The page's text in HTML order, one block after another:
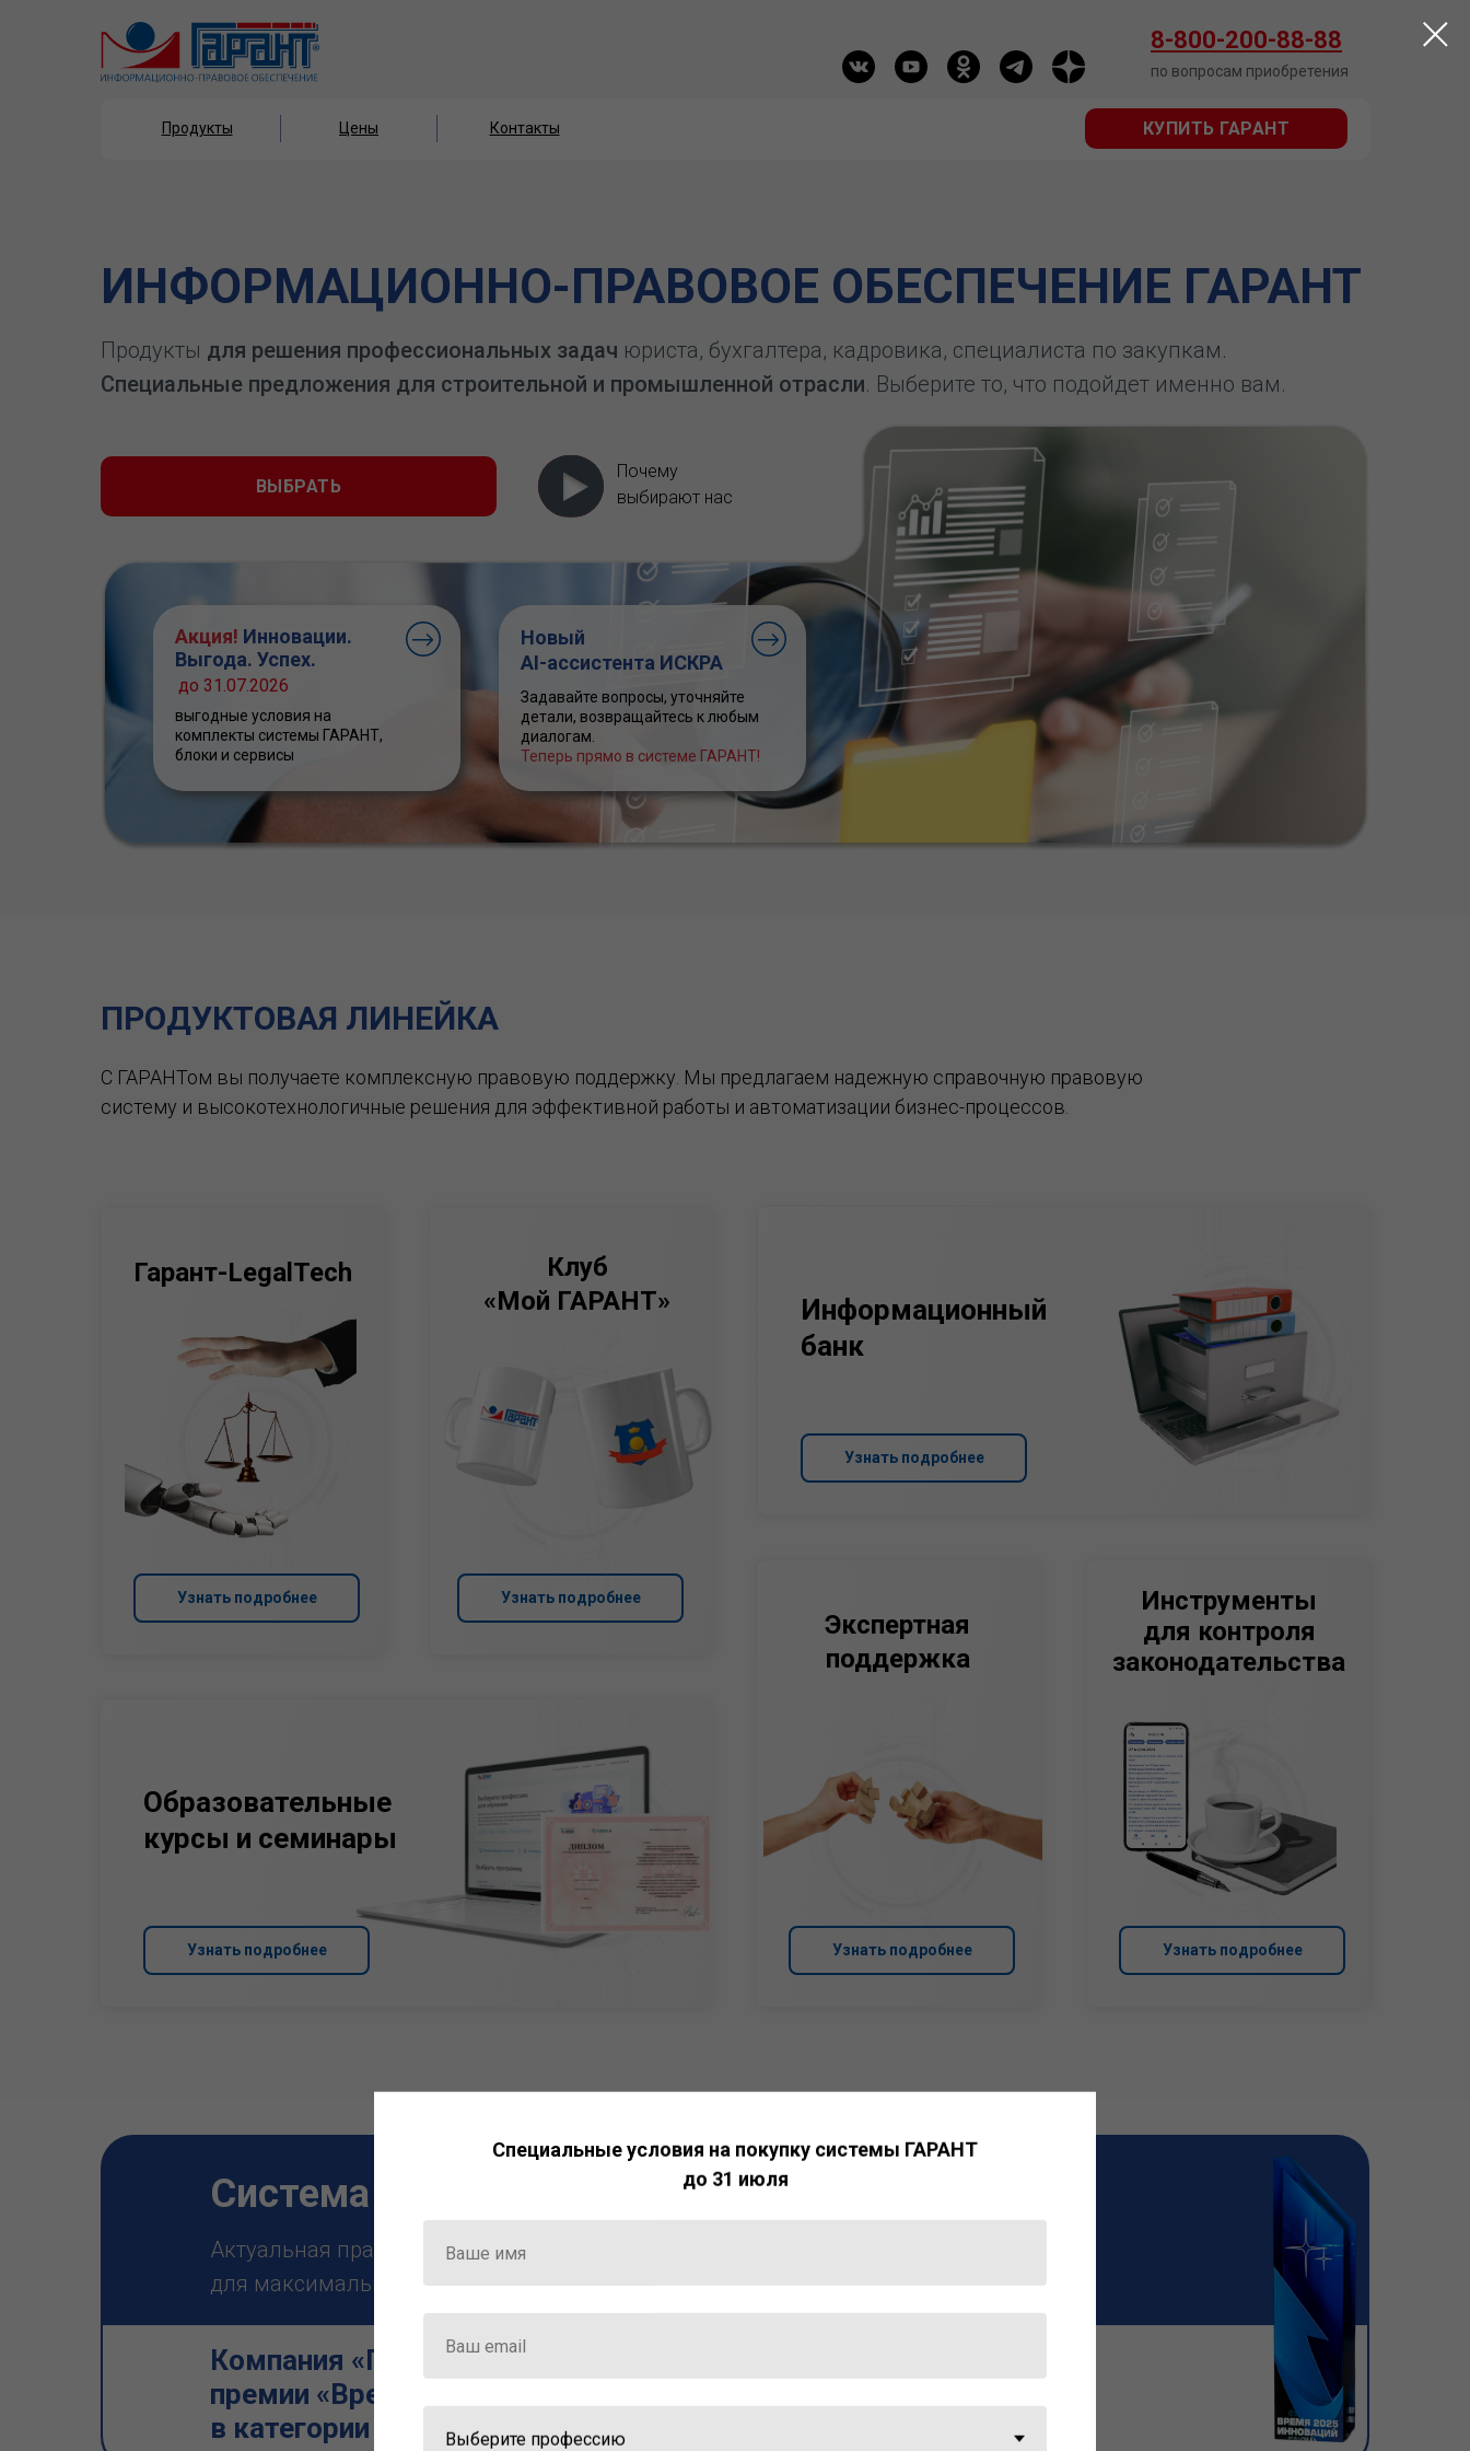
Продукты Цены Контакты
8-800-200-88-88
по вопросам приобретения
КУПИТЬ ГАРАНТ
Продукты КУПИТЬ ГАРАНТ
ИНФОРМАЦИОННО-ПРАВОВОЕ ОБЕСПЕЧЕНИЕ ГАРАНТ
Продукты для решения профессиональных задач юриста, бухгалтера, кадровика, специалиста по закупкам.
Специальные предложения для строительной и промышленной отрасли. Выберите то, что подойдет именно вам.
ВЫБРАТЬ
Почему
выбирают нас
Акция! Инновации.
Выгода. Успех.
выгодные условия на
комплекты системы ГАРАНТ,
блоки и сервисы
до 31.07.2026
Новый
AI-ассистента ИСКРА
Задавайте вопросы, уточняйте
детали, возвращайтесь к любым
диалогам.
Теперь прямо в системе ГАРАНТ!
ПРОДУКТОВАЯ ЛИНЕЙКА
С ГАРАНТом вы получаете комплексную правовую поддержку. Мы предлагаем надежную справочную правовую
систему и высокотехнологичные решения для эффективной работы и автоматизации бизнес-процессов.
Узнать подробнее
Информационный
банк
Узнать подробнее
Экспертная
поддержка
Узнать подробнее
Инструменты
для контроля
законодательства
Узнать подробнее
Клуб
«Мой ГАРАНТ»
Узнать подробнее
Образовательные
курсы и семинары
Узнать подробнее
Гарант-LegalTech
Компания «Гарант» стала победителем
премии «Время инноваций — 2025»
в категории «Искусственный интеллект»
Система ГАРАНТ
Актуальная правовая информация и инструменты
для максимально эффективной работы с ней.
Специальные условия на покупку системы ГАРАНТ
до 31 июля